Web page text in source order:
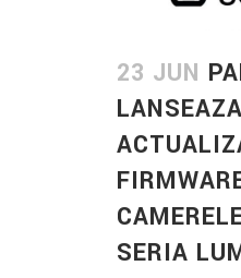
23 JUN
LANSEAZA
SERIA